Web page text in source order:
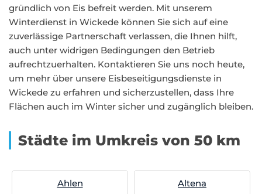
gründlich von Eis befreit werden. Mit unserem
Winterdienst in Wickede können Sie sich auf eine
zuverlässige Partnerschaft verlassen, die Ihnen hilft,
auch unter widrigen Bedingungen den Betrieb
aufrechtzuerhalten. Kontaktieren Sie uns noch heute,
um mehr über unsere Eisbeseitigungsdienste in
Wickede zu erfahren und sicherzustellen, dass Ihre
Flächen auch im Winter sicher und zugänglich bleiben.
Städte im Umkreis von 50 km
Ahlen Altena